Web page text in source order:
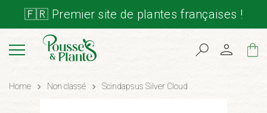
🇫🇷 Premier site de plantes françaises !
Cart
Home Non classé Scindapsus Silver Cloud